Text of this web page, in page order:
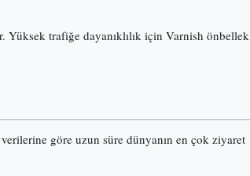
Yüksek trafiğe dayanıklılık için Varnish önbellek
göre uzun süre dünyanın en çok ziyaret